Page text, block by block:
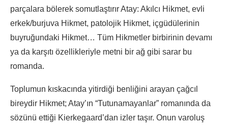
parçalara bölerek somutlaştırır Atay: Akılcı Hikmet, evli
erkek/burjuva Hikmet, patolojik Hikmet, içgüdülerinin
buyruğundaki Hikmet… Tüm Hikmetler birbirinin devamı
ya da karşıtı özellikleriyle metni bir ağ gibi sarar bu
romanda.
Toplumun kıskacında yitirdiği benliğini arayan çağcıl
bireydir Hikmet; Atay’ın “Tutunamayanlar” romanında da
sözünü ettiği Kierkegaard’dan izler taşır. Onun varoluş